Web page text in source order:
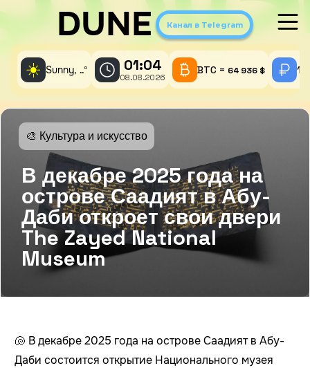
DUNE Канал в Telegram
☀️ Sunny, ..° 01:04
08.08.2026
BTC = 64 936 $ 1
В декабре 2025 года на
острове Саадият в Абу-
Даби откроет свои двери
The Zayed National
Museum
🎨 Культура и искусство
🐚 В декабре 2025 года на острове Саадият в Абу-
Даби состоится открытие Национального музея